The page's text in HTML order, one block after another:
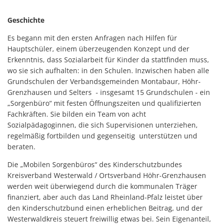
Geschichte
Es begann mit den ersten Anfragen nach Hilfen für
Hauptschüler, einem überzeugenden Konzept und der
Erkenntnis, dass Sozialarbeit für Kinder da stattfinden muss,
wo sie sich aufhalten: in den Schulen. Inzwischen haben alle
Grundschulen der Verbandsgemeinden Montabaur, Höhr-
Grenzhausen und Selters - insgesamt 15 Grundschulen - ein
„Sorgenbüro“ mit festen Öffnungszeiten und qualifizierten
Fachkräften. Sie bilden ein Team von acht
Sozialpädagoginnen, die sich Supervisionen unterziehen,
regelmäßig fortbilden und gegenseitig unterstützen und
beraten.
Die „Mobilen Sorgenbüros“ des Kinderschutzbundes
Kreisverband Westerwald / Ortsverband Höhr-Grenzhausen
werden weit überwiegend durch die kommunalen Träger
finanziert, aber auch das Land Rheinland-Pfalz leistet über
den Kinderschutzbund einen erheblichen Beitrag, und der
Westerwaldkreis steuert freiwillig etwas bei. Sein Eigenanteil,